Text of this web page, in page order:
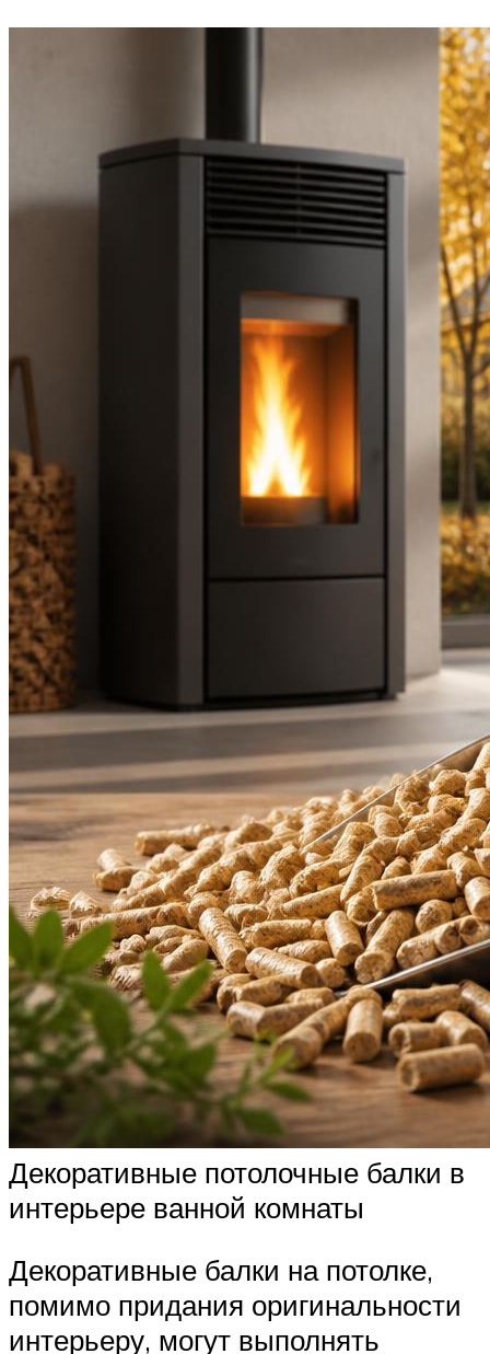
Декоративные потолочные балки в
интерьере ванной комнаты
Декоративные балки на потолке,
помимо придания оригинальности
интерьеру, могут выполнять